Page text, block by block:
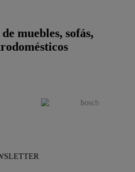
muebles, sofás,